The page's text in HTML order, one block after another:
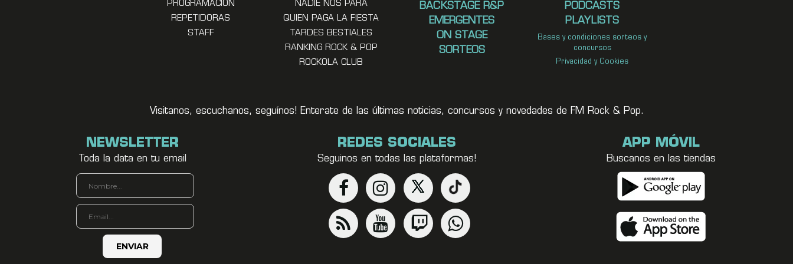
PROGRAMACION
REPETIDORAS
STAFF
NADIE NOS PARA
QUIEN PAGA LA FIESTA
TARDES BESTIALES
RANKING ROCK & POP
ROCKOLA CLUB
BACKSTAGE R&P
EMERGENTES
ON STAGE
SORTEOS
PODCASTS
PLAYLISTS
Bases y condiciones sorteos y
concursos
Privacidad y Cookies
Visitanos, escuchanos, seguínos! Enterate de las últimas noticias, concursos y novedades de FM Rock & Pop.
NEWSLETTER
Toda la data en tu email
REDES SOCIALES
Seguinos en todas las plataformas!
APP MÓVIL
Buscanos en las tiendas